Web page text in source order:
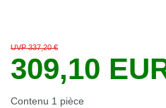
UVP 337,20 €
309,10
Contenu 1 pièce